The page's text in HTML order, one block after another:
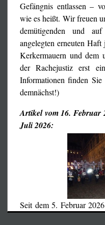
Gefängnis entlassen –
wie es heißt. Wir freuen
demütigenden und
angelegten erneuten
Kerkermauern und dem
der Rachejustiz erst
Informationen finden Sie
demnächst!)
Artikel vom 16. Februar
Juli 2026:
Seit dem 5. Februar